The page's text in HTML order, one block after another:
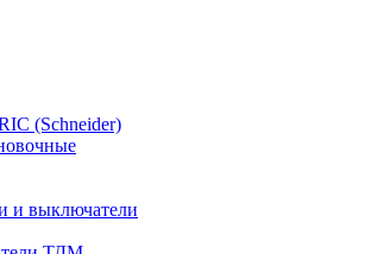
(Schneider)
и выключатели